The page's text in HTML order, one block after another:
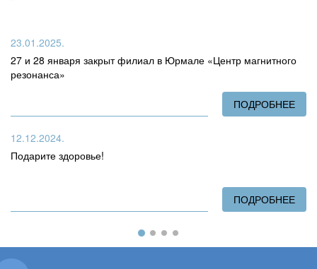
23.01.2025.
27 и 28 января закрыт филиал в Юрмале «Центр магнитного
резонанса»
ПОДРОБНЕЕ
12.12.2024.
Подарите здоровье!
ПОДРОБНЕЕ